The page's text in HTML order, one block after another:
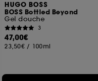
HUGO BOSS
BOSS Bottled Beyond
Gel douche
3
47,00€
23,50€ / 100ml